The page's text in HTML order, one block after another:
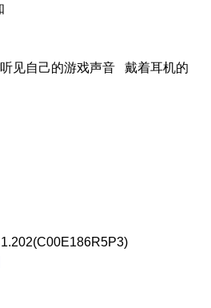
见自己的游戏声音 戴着耳机的